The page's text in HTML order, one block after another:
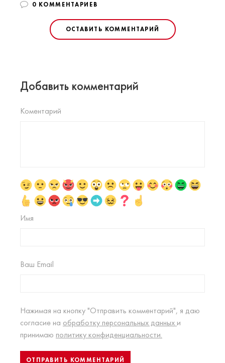
0 КОММЕНТАРИЕВ
ОСТАВИТЬ КОММЕНТАРИЙ
Добавить комментарий
Коментарий
Имя
Ваш Email
Нажимая на кнопку "Отправить комментарий", я даю
согласие на обработку персональных данных и
принимаю политику конфиденциальности.